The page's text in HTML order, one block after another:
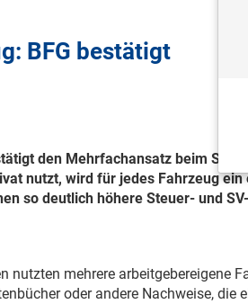
BFG bestätigt
den Mehrfachansatz beim
nutzt, wird für jedes Fahrzeug ein
so deutlich höhere Steuer- und
mehrere arbeitgebereigene
oder andere Nachweise, die